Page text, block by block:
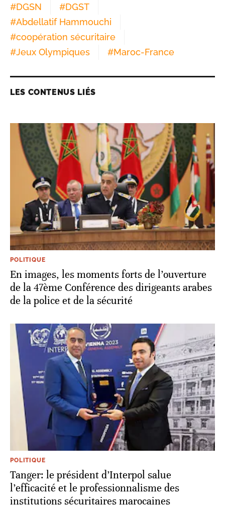
#DGSN #DGST
#Abdellatif Hammouchi
#coopération sécuritaire
#Jeux Olympiques #Maroc-France
LES CONTENUS LIÉS
POLITIQUE
En images, les moments forts de l’ouverture
de la 47ème Conférence des dirigeants arabes
de la police et de la sécurité
POLITIQUE
Tanger: le président d’Interpol salue
l’efficacité et le professionnalisme des
institutions sécuritaires marocaines